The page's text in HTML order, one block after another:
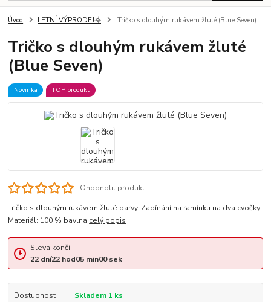
Úvod LETNÍ VÝPRODEJ🌞 Tričko s dlouhým rukávem žluté (Blue Seven)
Tričko s dlouhým rukávem žluté
(Blue Seven)
Novinka TOP produkt
Ohodnotit produkt
Tričko s dlouhým rukávem žluté barvy. Zapínání na ramínku na dva cvočky.
Materiál: 100 % bavlna celý popis
Sleva končí:
22 dní22hod05min00sek
Dostupnost
Skladem 1 ks